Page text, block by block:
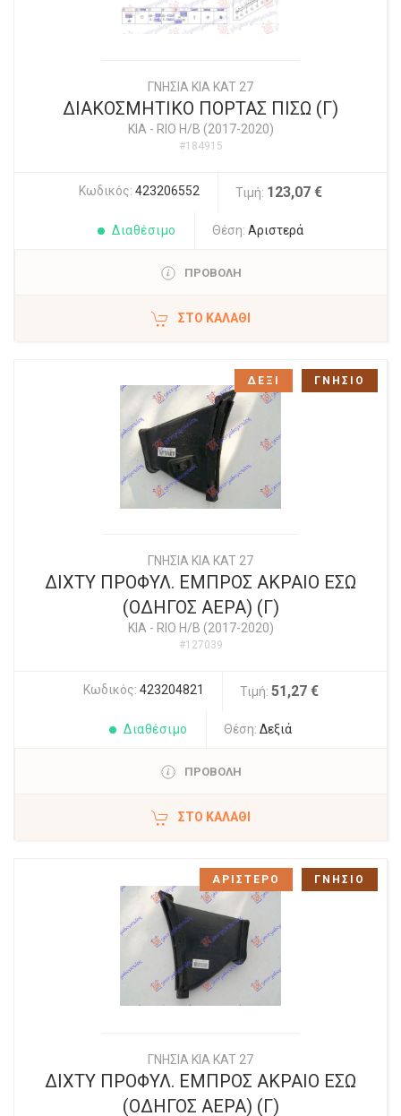
ΓΝΗΣΙΑ KIA KAT 27
ΔΙΑΚΟΣΜΗΤΙΚΟ ΠΟΡΤΑΣ ΠΙΣΩ (Γ)
KIA - RIO Η/Β (2017-2020)
#184915
Κωδικός: 423206552 Τιμή: 123,07 €
Διαθέσιμο Θέση: Αριστερά
ΠΡΟΒΟΛΗ
ΣΤΟ ΚΑΛΆΘΙ
ΓΝΗΣΙΑ KIA KAT 27
ΔΙΧΤΥ ΠΡΟΦΥΛ. ΕΜΠΡΟΣ ΑΚΡΑΙΟ ΕΣΩ
(ΟΔΗΓΟΣ ΑΕΡΑ) (Γ)
KIA - RIO Η/Β (2017-2020)
#127039
Κωδικός: 423204821 Τιμή: 51,27 €
Διαθέσιμο Θέση: Δεξιά
ΠΡΟΒΟΛΗ
ΣΤΟ ΚΑΛΆΘΙ
ΔΕΞΙ ΓΝΗΣΙΟ
ΓΝΗΣΙΑ KIA KAT 27
ΔΙΧΤΥ ΠΡΟΦΥΛ. ΕΜΠΡΟΣ ΑΚΡΑΙΟ ΕΣΩ
(ΟΔΗΓΟΣ ΑΕΡΑ) (Γ)
ΑΡΙΣΤΕΡΟ ΓΝΗΣΙΟ